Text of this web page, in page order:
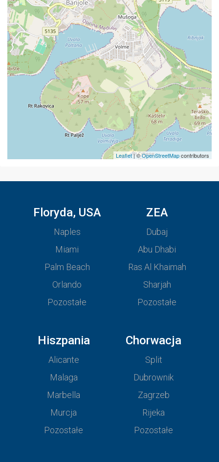
Leaflet| ©OpenStreetMapcontributors
Floryda, USA
Naples
Miami
Palm Beach
Orlando
Pozostałe
ZEA
Dubaj
Abu Dhabi
Ras Al Khaimah
Sharjah
Pozostałe
Hiszpania
Alicante
Malaga
Marbella
Murcja
Pozostałe
Chorwacja
Split
Dubrownik
Zagrzeb
Rijeka
Pozostałe